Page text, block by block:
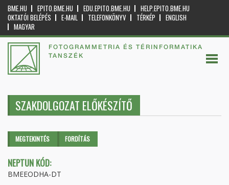
BME.HU EPITO.BME.HU EDU.EPITO.BME.HU
HELP.EPITO.BME.HU
OKTATÓI BELÉPÉS
E-MAIL TELEFONKÖNYV TÉRKÉP
ENGLISH
MAGYAR
FOTOGRAMMETRIA ÉS TÉRINFORMATIKA
TANSZÉK
SZAKDOLGOZAT ELŐKÉSZÍTŐ
Elsődleges fülek
MEGTEKINTÉS (AKTÍVFORDÍTÁS
NEPTUN KÓD:
BMEEODHA-DT